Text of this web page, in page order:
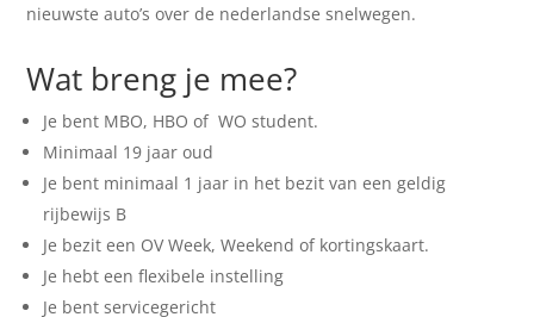
nieuwste auto’s over de nederlandse snelwegen.
Wat breng je mee?
Je bent MBO, HBO of WO student.
Minimaal 19 jaar oud
Je bent minimaal 1 jaar in het bezit van een geldig
rijbewijs B
Je bezit een OV Week, Weekend of kortingskaart.
Je hebt een flexibele instelling
Je bent servicegericht